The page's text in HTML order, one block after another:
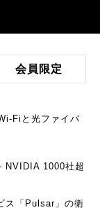
会員限定
Fiと光ファイバ
NVIDIA 1000社超
ス「Pulsar」の衛